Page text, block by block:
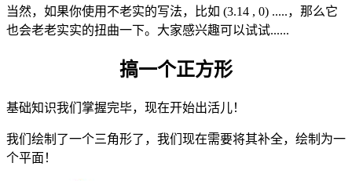
当然，如果你使用不老实的写法，比如 (3.14 , 0) .....，那么它
也会老老实实的扭曲一下。大家感兴趣可以试试......
搞一个正方形
基础知识我们掌握完毕，现在开始出活儿！
我们绘制了一个三角形了，我们现在需要将其补全，绘制为一
个平面！